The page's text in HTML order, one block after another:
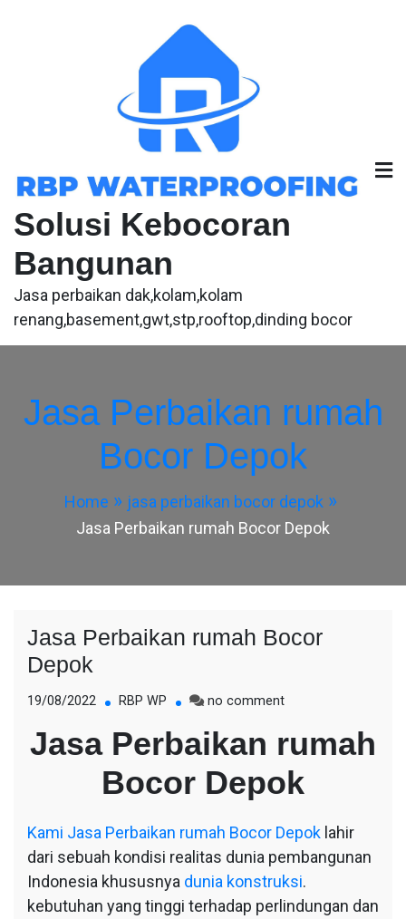
Solusi Kebocoran
Bangunan
Jasa perbaikan dak,kolam,kolam
renang,basement,gwt,stp,rooftop,dinding bocor
Jasa Perbaikan rumah
Bocor Depok
Home
jasa perbaikan bocor depok
Jasa Perbaikan rumah Bocor Depok
Jasa Perbaikan rumah Bocor
Depok
19/08/2022 RBP WP no commenton
Perbaikan
rumah
Bocor
Depok
Jasa Perbaikan rumah
Bocor Depok
Kami Jasa Perbaikan rumah Bocor Depok lahir
dari sebuah kondisi realitas dunia pembangunan
Indonesia khususnya dunia konstruksi.
kebutuhan yang tinggi terhadap perlindungan dan